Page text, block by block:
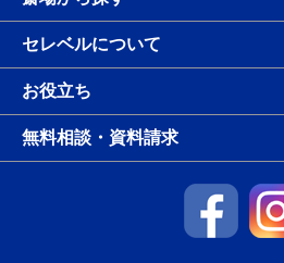
セレベルについて
お役立ち
無料相談・資料請求